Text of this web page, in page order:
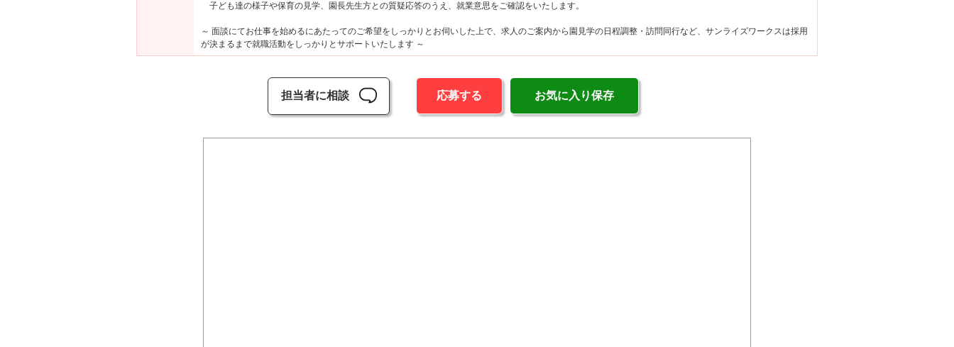
子ども達の様子や保育の見学、園長先生方との質疑応答のうえ、就業意思をご確認をいたします。
～ 面談にてお仕事を始めるにあたってのご希望をしっかりとお伺いした上で、求人のご案内から園見学の日程調整・訪問同行など、サンライズワークスは採用
が決まるまで就職活動をしっかりとサポートいたします ～
担当者に相談 応募する お気に入り保存